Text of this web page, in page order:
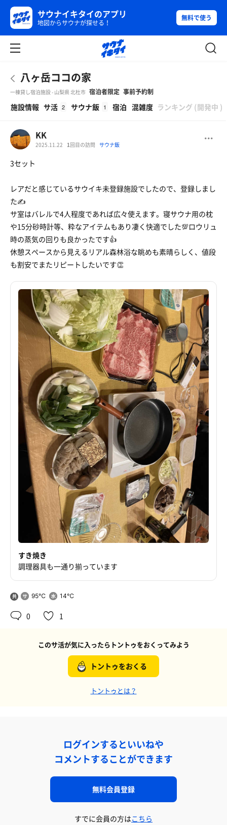
サウナイキタイのアプリ
地図からサウナが探せる！
無料で使う
八ヶ岳ココの家
一棟貸し宿泊施設 - 山梨県 北杜市 宿泊者限定 事前予約制
施設情報 サ活 2 サウナ飯 1 宿泊 混雑度 ランキング (開発中 )
KK
2025.11.22 1回目の訪問 サウナ飯
3セット
レアだと感じているサウイキ未登録施設でしたので、登録しまし
た✍
サ室はバレルで4人程度であれば広々使えます。寝サウナ用の枕
や15分砂時計等、粋なアイテムもあり凄く快適でした💯ロウリュ
時の蒸気の回りも良かったです👍
休憩スペースから見えるリアル森林浴な眺めも素晴らしく、値段
も割安でまたリピートしたいです👏
すき焼き
調理器具も一通り揃っています
共
95℃ 14℃
0 1
このサ活が気に入ったらトントゥをおくってみよう
トントゥをおくる
トントゥとは？
ログインするといいねや
コメントすることができます
無料会員登録
すでに会員の方はこちら